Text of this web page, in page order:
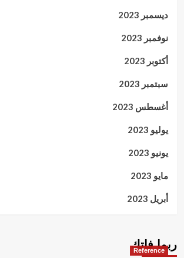
ديسمبر 2023
نوفمبر 2023
أكتوبر 2023
سبتمبر 2023
أغسطس 2023
يوليو 2023
يونيو 2023
مايو 2023
أبريل 2023
ربما فاتك
Reference